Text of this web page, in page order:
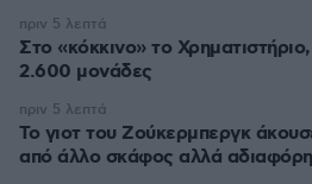
Στο «κόκκινο» το
2.600 μονάδες
πριν 5 λεπτά
Το γιοτ του Ζούκερμπεργκ
από άλλο σκάφος αλλά
πριν 5 λεπτά